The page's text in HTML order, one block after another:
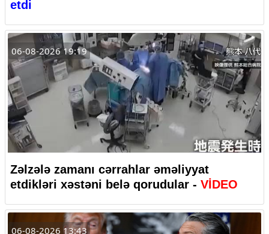
etdi
06-08-2026 19:19
Zəlzələ zamanı cərrahlar əməliyyat
etdikləri xəstəni belə qorudular - VİDEO
06-08-2026 13:43